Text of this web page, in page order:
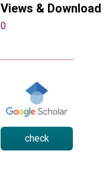
Views & Download
0
check